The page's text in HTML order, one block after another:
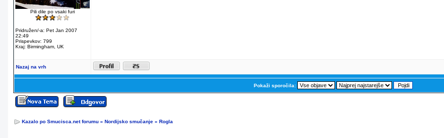
Pili dile po vsaki furi
Pridružen/-a: Pet Jan 2007
22:49
Prispevkov: 799
Kraj: Birmingham, UK
Nazaj na vrh
Pokaži sporočila:
Kazalo po Smucisca.net forumu » Nordijsko smučanje » Rogla